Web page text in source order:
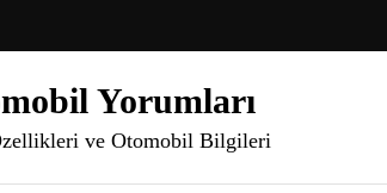
Yorumları
ve Otomobil Bilgileri